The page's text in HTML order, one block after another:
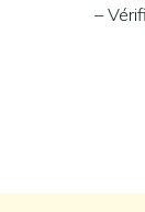
–